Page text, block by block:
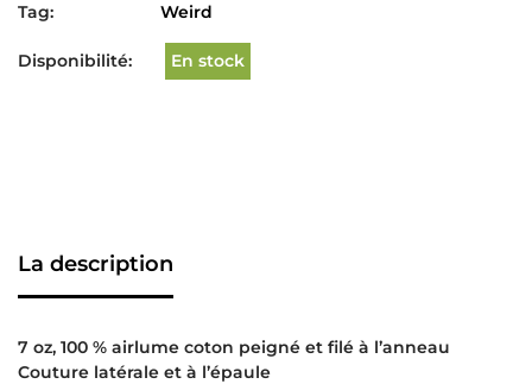
Tag:
Weird
Disponibilité: En stock
La description
7 oz, 100 % airlume coton peigné et filé à l’anneau
Couture latérale et à l’épaule